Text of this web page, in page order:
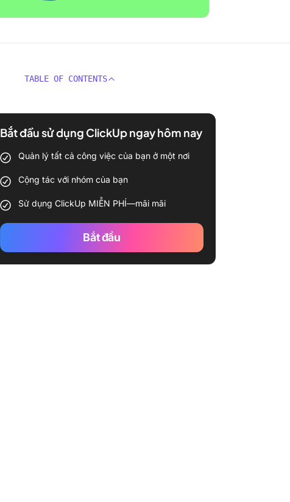
TABLE OF CONTENTS
Bắt đầu sử dụng ClickUp ngay hôm nay
Quản lý tất cả công việc của bạn ở một nơi
Cộng tác với nhóm của bạn
Sử dụng ClickUp MIỄN PHÍ—mãi mãi
Bắt đầu